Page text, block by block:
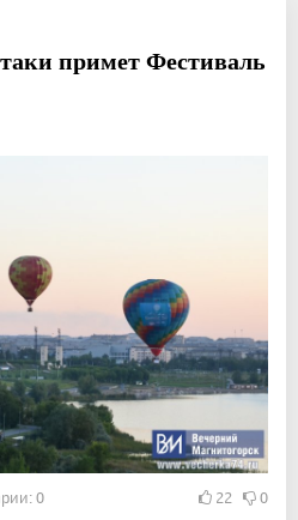
примет Фестиваль
0 22 0